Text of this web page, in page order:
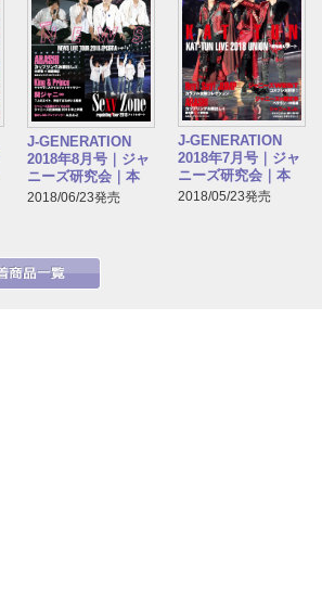
J-GENERATION
2018年8月号｜ジャ
ニーズ研究会｜本
2018/06/23発売
J-GENERATION
2018年7月号｜ジャ
ニーズ研究会｜本
2018/05/23発売